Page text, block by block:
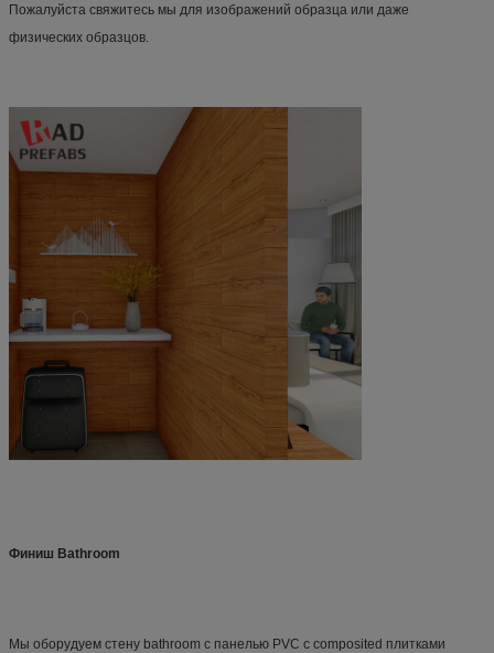
Пожалуйста свяжитесь мы для изображений образца или даже
физических образцов.
Финиш Bathroom
Мы оборудуем стену bathroom с панелью PVC с composited плитками